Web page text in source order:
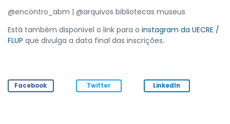
@encontro_abm | @arquivos bibliotecas museus
Está também disponivel o link para o instagram da UECRE /
FLUP que divulga a data final das inscrições.
Facebook Twitter LinkedIn